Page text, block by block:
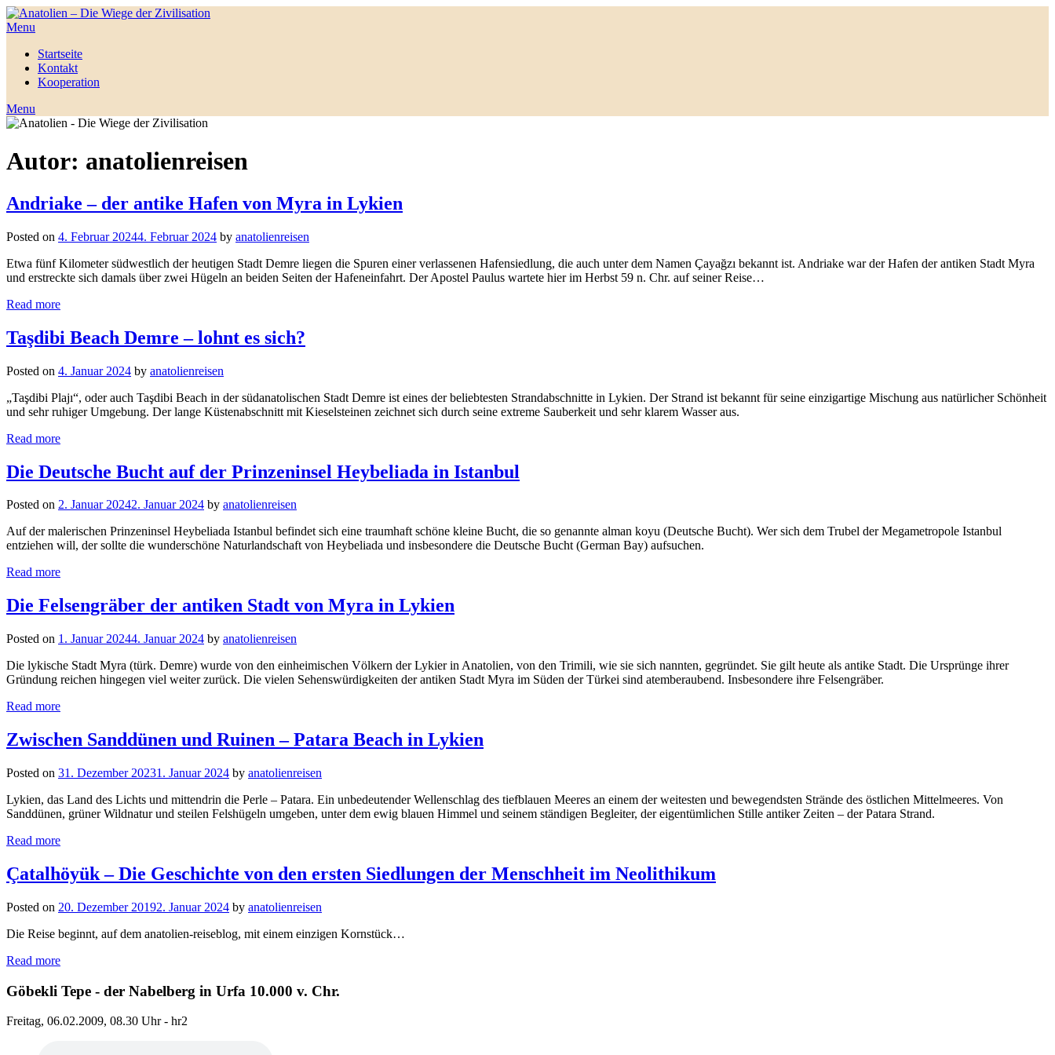
Menu
Startseite
Kontakt
Kooperation
Menu
Autor: anatolienreisen
Andriake – der antike Hafen von Myra in Lykien
Posted on 4. Februar 20244. Februar 2024 by anatolienreisen
Etwa fünf Kilometer südwestlich der heutigen Stadt Demre liegen die Spuren einer verlassenen Hafensiedlung, die auch unter dem Namen Çayağzı bekannt ist. Andriake war der Hafen der antiken Stadt Myra
und erstreckte sich damals über zwei Hügeln an beiden Seiten der Hafeneinfahrt. Der Apostel Paulus wartete hier im Herbst 59 n. Chr. auf seiner Reise…
Read more
Taşdibi Beach Demre – lohnt es sich?
Posted on 4. Januar 2024 by anatolienreisen
„Taşdibi Plajı“, oder auch Taşdibi Beach in der südanatolischen Stadt Demre ist eines der beliebtesten Strandabschnitte in Lykien. Der Strand ist bekannt für seine einzigartige Mischung aus natürlicher Schönheit
und sehr ruhiger Umgebung. Der lange Küstenabschnitt mit Kieselsteinen zeichnet sich durch seine extreme Sauberkeit und sehr klarem Wasser aus.
Read more
Die Deutsche Bucht auf der Prinzeninsel Heybeliada in Istanbul
Posted on 2. Januar 20242. Januar 2024 by anatolienreisen
Auf der malerischen Prinzeninsel Heybeliada Istanbul befindet sich eine traumhaft schöne kleine Bucht, die so genannte alman koyu (Deutsche Bucht). Wer sich dem Trubel der Megametropole Istanbul
entziehen will, der sollte die wunderschöne Naturlandschaft von Heybeliada und insbesondere die Deutsche Bucht (German Bay) aufsuchen.
Read more
Die Felsengräber der antiken Stadt von Myra in Lykien
Posted on 1. Januar 20244. Januar 2024 by anatolienreisen
Die lykische Stadt Myra (türk. Demre) wurde von den einheimischen Völkern der Lykier in Anatolien, von den Trimili, wie sie sich nannten, gegründet. Sie gilt heute als antike Stadt. Die Ursprünge ihrer
Gründung reichen hingegen viel weiter zurück. Die vielen Sehenswürdigkeiten der antiken Stadt Myra im Süden der Türkei sind atemberaubend. Insbesondere ihre Felsengräber.
Read more
Zwischen Sanddünen und Ruinen – Patara Beach in Lykien
Posted on 31. Dezember 20231. Januar 2024 by anatolienreisen
Lykien, das Land des Lichts und mittendrin die Perle – Patara. Ein unbedeutender Wellenschlag des tiefblauen Meeres an einem der weitesten und bewegendsten Strände des östlichen Mittelmeeres. Von
Sanddünen, grüner Wildnatur und steilen Felshügeln umgeben, unter dem ewig blauen Himmel und seinem ständigen Begleiter, der eigentümlichen Stille antiker Zeiten – der Patara Strand.
Read more
Çatalhöyük – Die Geschichte von den ersten Siedlungen der Menschheit im Neolithikum
Posted on 20. Dezember 20192. Januar 2024 by anatolienreisen
Die Reise beginnt, auf dem anatolien-reiseblog, mit einem einzigen Kornstück…
Read more
Göbekli Tepe - der Nabelberg in Urfa 10.000 v. Chr.
Freitag, 06.02.2009, 08.30 Uhr - hr2